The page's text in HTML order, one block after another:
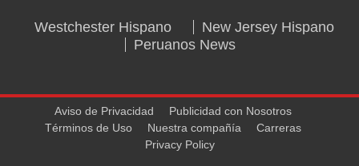
Westchester Hispano
New Jersey Hispano
Peruanos News
Aviso de Privacidad
Publicidad con Nosotros
Términos de Uso
Nuestra compañía
Carreras
Privacy Policy